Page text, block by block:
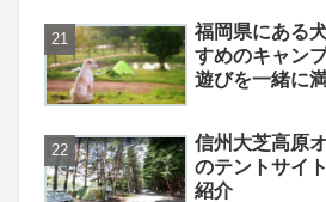
福岡県にある
すめのキャン
遊びを一緒に
信州大芝高原
のテントサイ
紹介